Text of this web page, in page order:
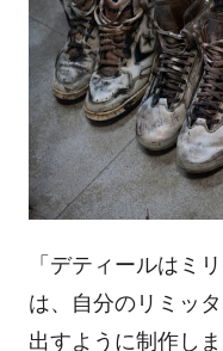
「デティールはミ
は、自分のリミッ
出すように制作しま